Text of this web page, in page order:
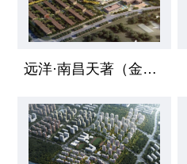
远洋·南昌天著（金麓花园）